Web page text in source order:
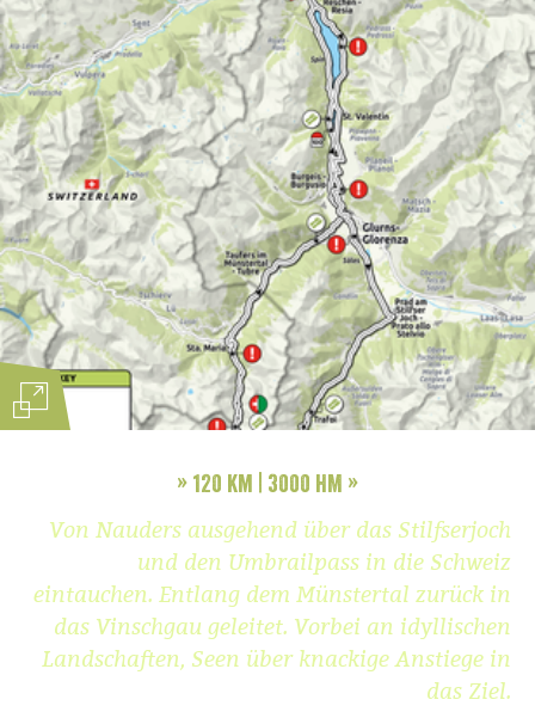
» 120 km | 3000 HM »
Von Nauders ausgehend über das Stilfserjoch
und den Umbrailpass in die Schweiz
eintauchen. Entlang dem Münstertal zurück in
das Vinschgau geleitet. Vorbei an idyllischen
Landschaften, Seen über knackige Anstiege in
das Ziel.